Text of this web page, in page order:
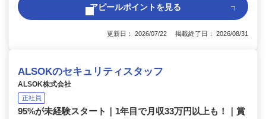
アピールポイントを見る
更新日： 2026/07/22 掲載終了日： 2026/08/31
ALSOKのセキュリティスタッフ
ALSOK株式会社
正社員
95%が未経験スタート｜1年目で月収33万円以上も！｜賞